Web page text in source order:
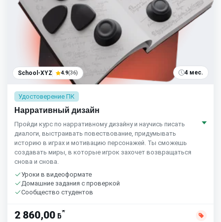
School-XYZ 4.9(36) 4 мес.
Удостоверение ПК
Нарративный дизайн
Пройди курс по нарративному дизайну и научись писать
диалоги, выстраивать повествование, придумывать
историю в играх и мотивацию персонажей. Ты сможешь
создавать миры, в которые игрок захочет возвращаться
снова и снова.
Уроки в видеоформате
Домашние задания с проверкой
Сообщество студентов
2 860,00 ƃ*